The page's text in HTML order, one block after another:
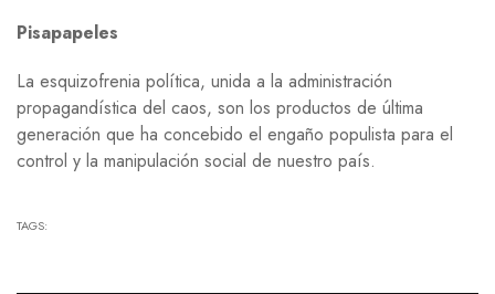
Pisapapeles
La esquizofrenia política, unida a la administración
propagandística del caos, son los productos de última
generación que ha concebido el engaño populista para el
control y la manipulación social de nuestro país.
TAGS: